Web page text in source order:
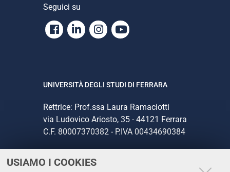
USIAMO I COOKIES
Seguici su
Facebook
LinkedinInstagram
Youtube
UNIVERSITÀ DEGLI STUDI DI FERRARA
Rettrice: Prof.ssa Laura Ramaciotti
via Ludovico Ariosto, 35 - 44121 Ferrara
C.F. 80007370382 - P.IVA 00434690384
CONTATTI